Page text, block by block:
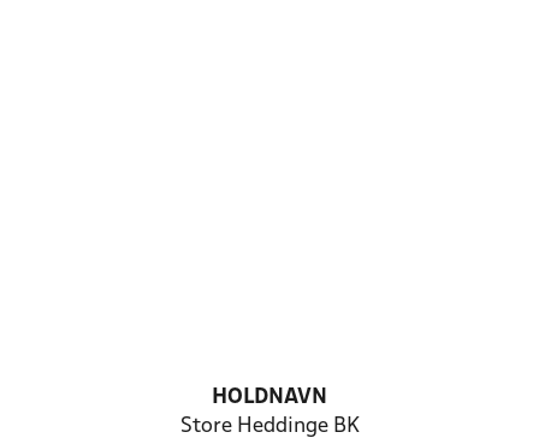
HOLDNAVN
Store Heddinge BK